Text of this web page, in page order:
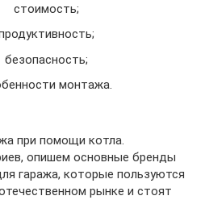
стоимость;
безопасность;
монтажа.
при помощи котла.
опишем основные бренды
гаража, которые пользуются
рынке и стоят